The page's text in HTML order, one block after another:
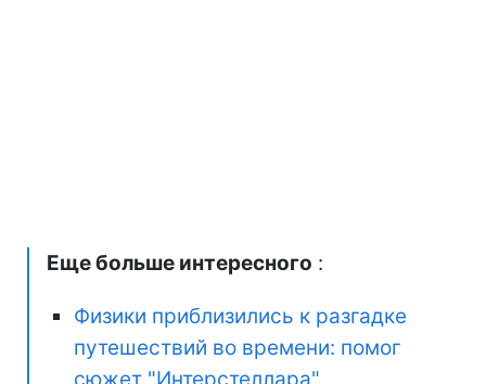
Еще больше интересного :
Физики приблизились к разгадке
путешествий во времени: помог
сюжет "Интерстеллара"